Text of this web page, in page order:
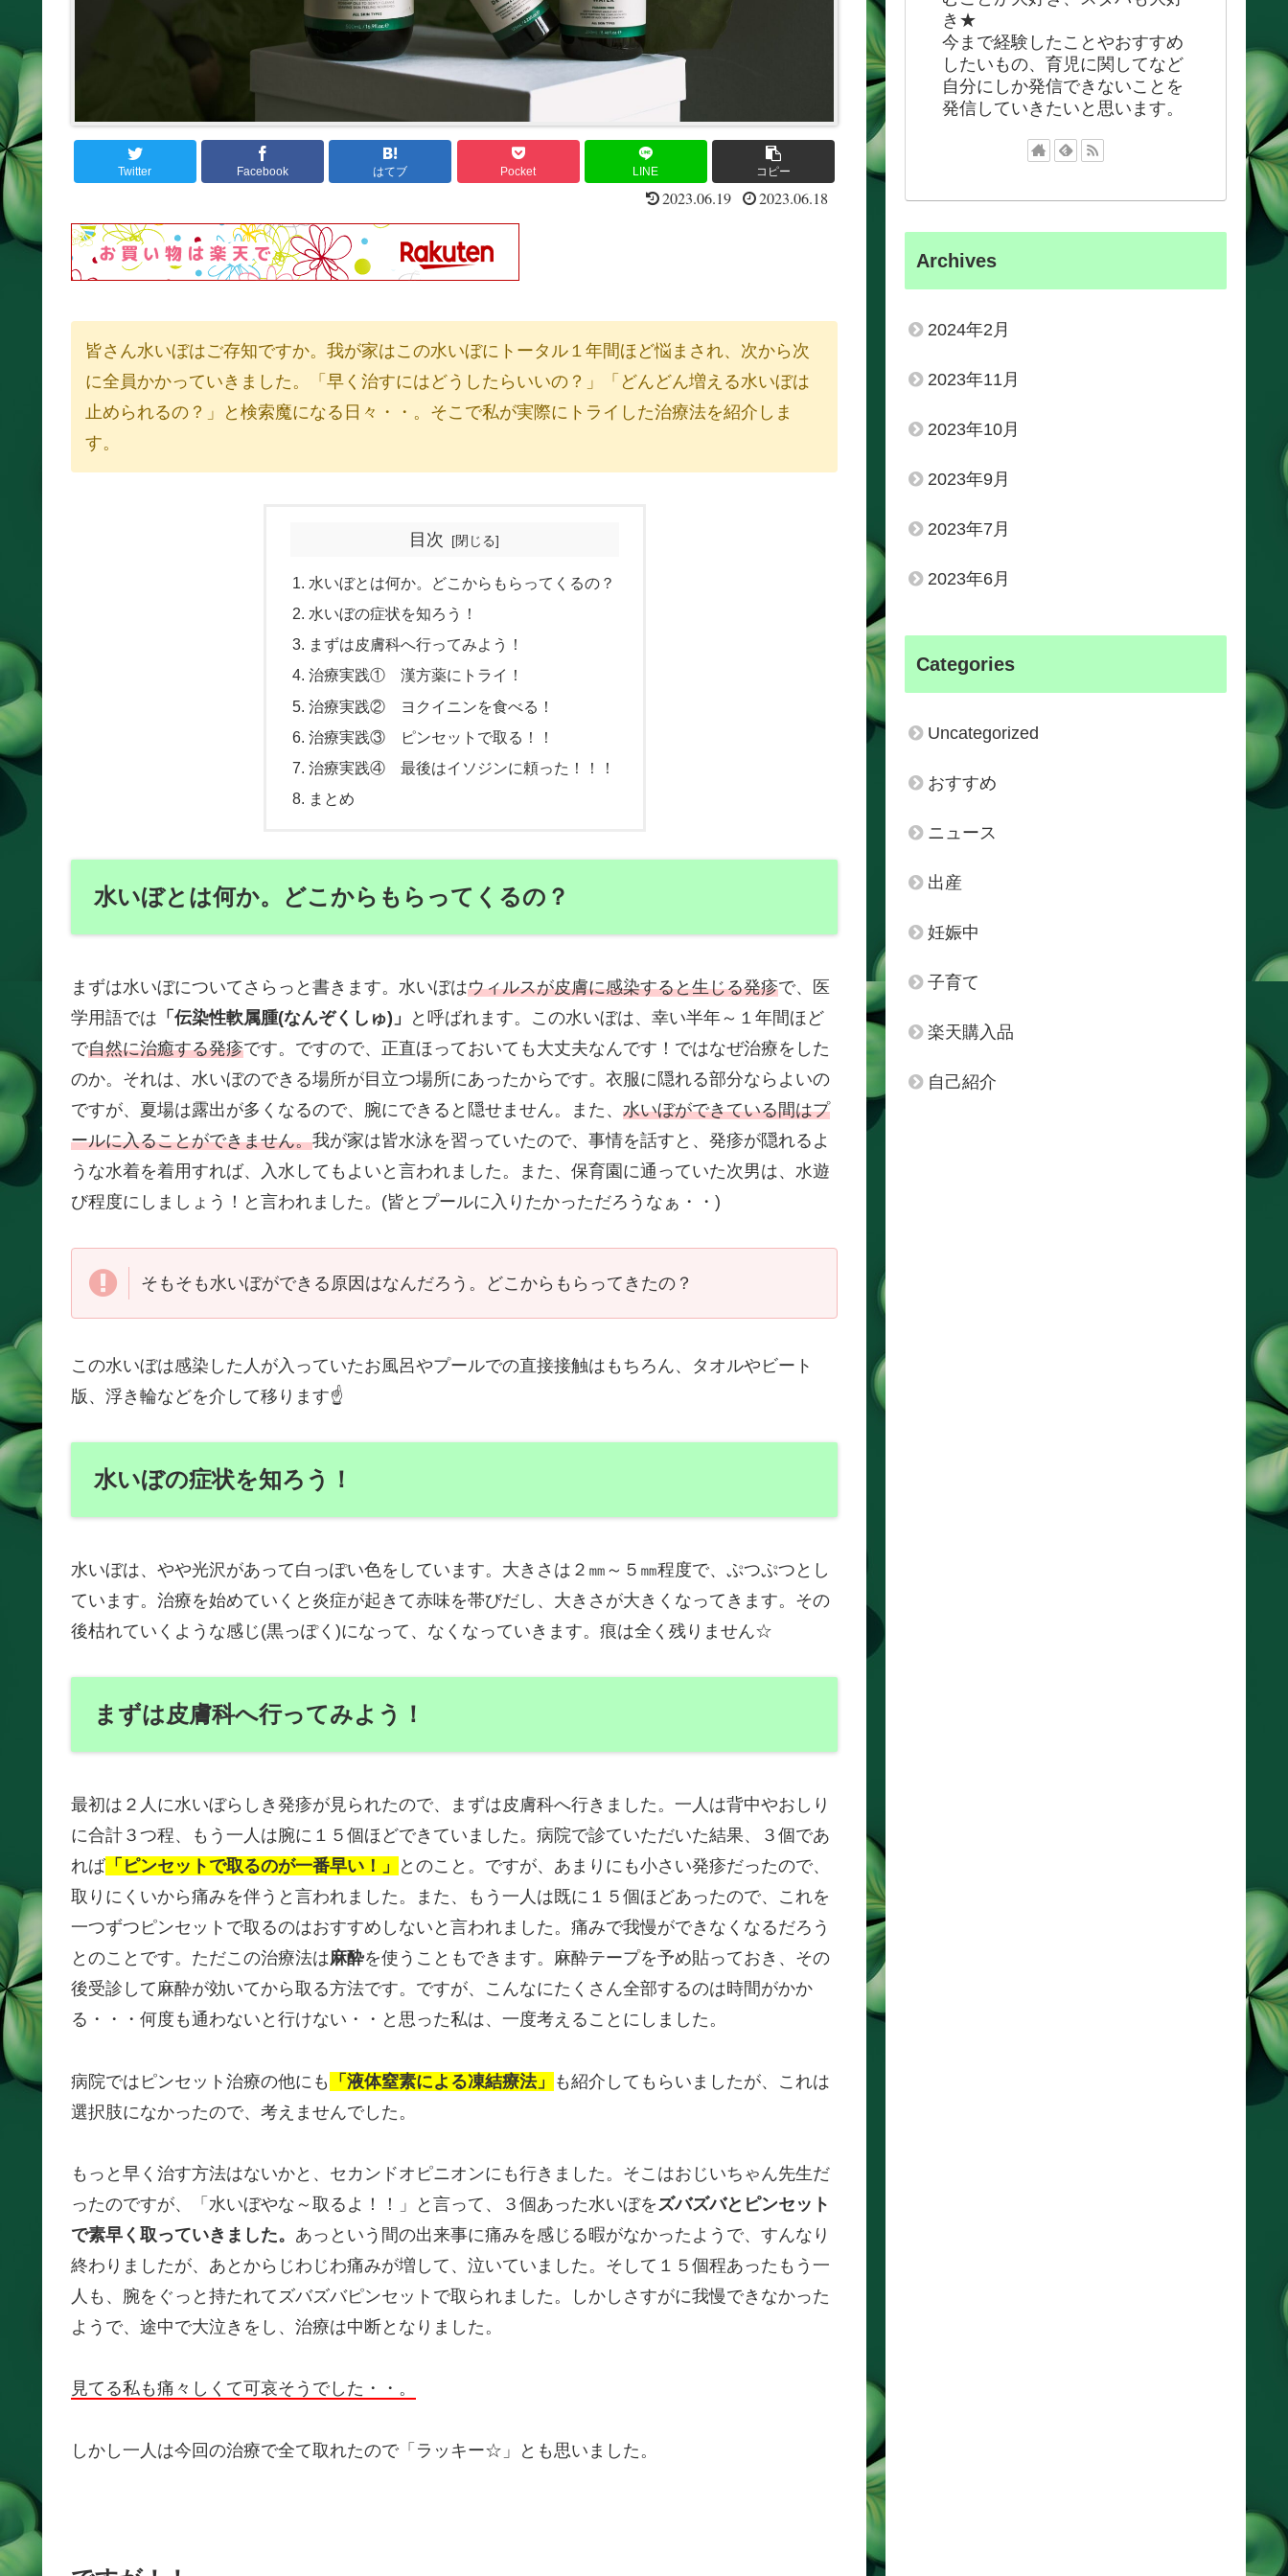
Twitter Facebook はてブ Pocket LINE コピー
2023.06.19 2023.06.18
皆さん水いぼはご存知ですか。我が家はこの水いぼにトータル１年間ほど悩まされ、次から次
に全員かかっていきました。「早く治すにはどうしたらいいの？」「どんどん増える水いぼは
止められるの？」と検索魔になる日々・・。そこで私が実際にトライした治療法を紹介しま
す。
目次
水いぼとは何か。どこからもらってくるの？
水いぼの症状を知ろう！
まずは皮膚科へ行ってみよう！
治療実践① 漢方薬にトライ！
治療実践② ヨクイニンを食べる！
治療実践③ ピンセットで取る！！
治療実践④ 最後はイソジンに頼った！！！
まとめ
水いぼとは何か。どこからもらってくるの？
まずは水いぼについてさらっと書きます。水いぼはウィルスが皮膚に感染すると生じる発疹で、医
学用語では 「伝染性軟属腫(なんぞくしゅ)」
と呼ばれます。この水いぼは、幸い半年～１年間ほど
で自然に治癒する発疹です。ですので、正直ほっておいても大丈夫なんです！ではなぜ治療をした
のか。それは、水いぼのできる場所が目立つ場所にあったからです。衣服に隠れる部分ならよいの
ですが、夏場は露出が多くなるので、腕にできると隠せません。また、 水いぼができている間はプ
ールに入ることができません。我が家は皆水泳を習っていたので、事情を話すと、発疹が隠れるよ
うな水着を着用すれば、入水してもよいと言われました。また、保育園に通っていた次男は、水遊
び程度にしましょう！と言われました。(皆とプールに入りたかっただろうなぁ・・)
そもそも水いぼができる原因はなんだろう。どこからもらってきたの？
この水いぼは感染した人が入っていたお風呂やプールでの直接接触はもちろん、タオルやビート
版、浮き輪などを介して移ります☝
水いぼの症状を知ろう！
水いぼは、やや光沢があって白っぽい色をしています。大きさは２㎜～５㎜程度で、ぷつぷつとし
ています。治療を始めていくと炎症が起きて赤味を帯びだし、大きさが大きくなってきます。その
後枯れていくような感じ(黒っぽく)になって、なくなっていきます。痕は全く残りません☆
まずは皮膚科へ行ってみよう！
最初は２人に水いぼらしき発疹が見られたので、まずは皮膚科へ行きました。一人は背中やおしり
に合計３つ程、もう一人は腕に１５個ほどできていました。病院で診ていただいた結果、３個であ
れば 「ピンセットで取るのが一番早い！」
とのこと。ですが、あまりにも小さい発疹だったので、
取りにくいから痛みを伴うと言われました。また、もう一人は既に１５個ほどあったので、これを
一つずつピンセットで取るのはおすすめしないと言われました。痛みで我慢ができなくなるだろう
とのことです。ただこの治療法は麻酔を使うこともできます。麻酔テープを予め貼っておき、その
後受診して麻酔が効いてから取る方法です。ですが、こんなにたくさん全部するのは時間がかか
る・・・何度も通わないと行けない・・と思った私は、一度考えることにしました。
病院ではピンセット治療の他にも 「液体窒素による凍結療法」
も紹介してもらいましたが、これは
選択肢になかったので、考えませんでした。
もっと早く治す方法はないかと、セカンドオピニオンにも行きました。そこはおじいちゃん先生だ
ったのですが、「水いぼやな～取るよ！！」と言って、３個あった水いぼを ズバズバとピンセット
で素早く取っていきました。 あっという間の出来事に痛みを感じる暇がなかったようで、すんなり
終わりましたが、あとからじわじわ痛みが増して、泣いていました。そして１５個程あったもう一
人も、腕をぐっと持たれてズバズバピンセットで取られました。しかしさすがに我慢できなかった
ようで、途中で大泣きをし、治療は中断となりました。
見てる私も痛々しくて可哀そうでした・・。
しかし一人は今回の治療で全て取れたので「ラッキー☆」とも思いました。
き★
今まで経験したことやおすすめ
したいもの、育児に関してなど
自分にしか発信できないことを
発信していきたいと思います。
Archives
2024年2月
2023年11月
2023年10月
2023年9月
2023年7月
2023年6月
Categories
Uncategorized
おすすめ
ニュース
出産
妊娠中
子育て
楽天購入品
自己紹介